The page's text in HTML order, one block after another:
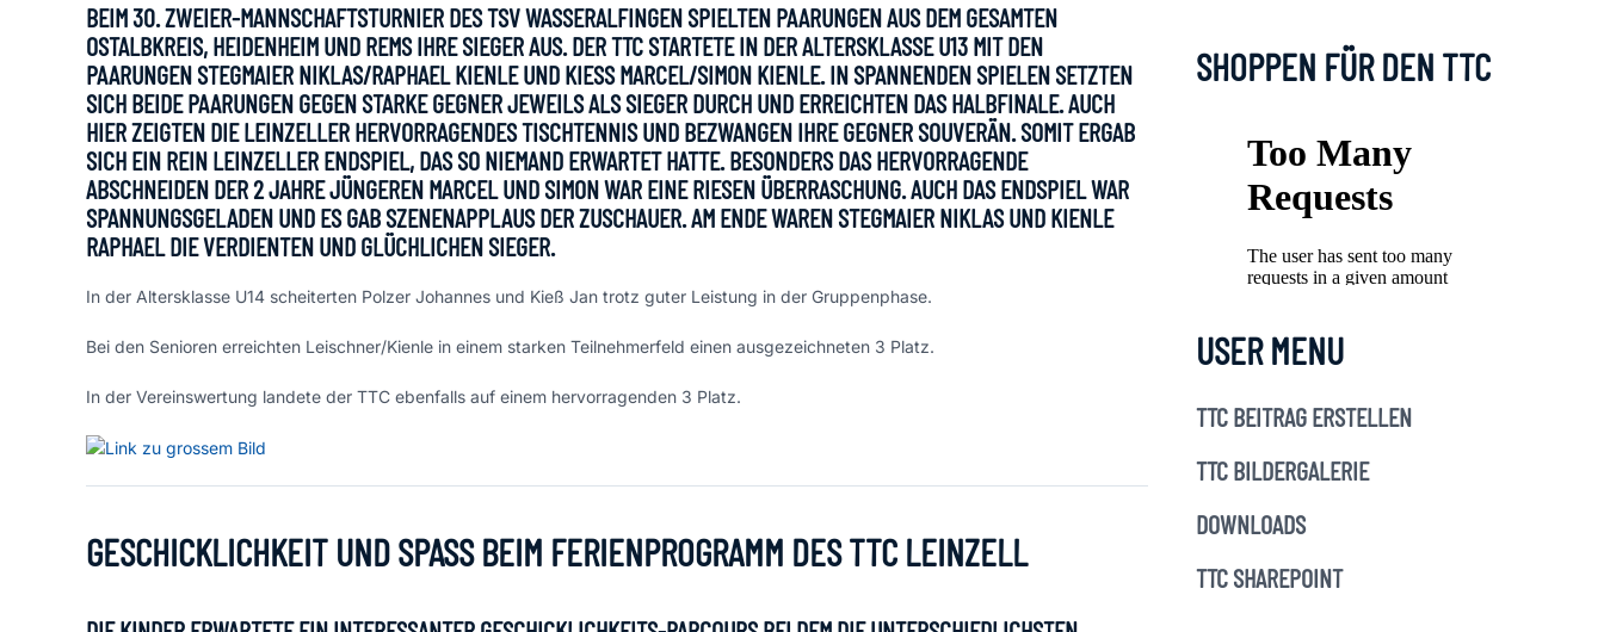
BEIM 30. ZWEIER-MANNSCHAFTSTURNIER DES TSV WASSERALFINGEN SPIELTEN PAARUNGEN AUS DEM GESAMTEN
OSTALBKREIS, HEIDENHEIM UND REMS IHRE SIEGER AUS. DER TTC STARTETE IN DER ALTERSKLASSE U13 MIT DEN
PAARUNGEN STEGMAIER NIKLAS/RAPHAEL KIENLE UND KIESS MARCEL/SIMON KIENLE. IN SPANNENDEN SPIELEN SETZTEN S
ICH BEIDE PAARUNGEN GEGEN STARKE GEGNER JEWEILS ALS SIEGER DURCH UND ERREICHTEN DAS HALBFINALE. AUCH H
IER ZEIGTEN DIE LEINZELLER HERVORRAGENDES TISCHTENNIS UND BEZWANGEN IHRE GEGNER SOUVERÄN. SOMIT ERGAB S
ICH EIN REIN LEINZELLER ENDSPIEL, DAS SO NIEMAND ERWARTET HATTE. BESONDERS DAS HERVORRAGENDE A
BSCHNEIDEN DER 2 JAHRE JÜNGEREN MARCEL UND SIMON WAR EINE RIESEN ÜBERRASCHUNG. AUCH DAS ENDSPIEL WAR S
PANNUNGSGELADEN UND ES GAB SZENENAPPLAUS DER ZUSCHAUER. AM ENDE WAREN STEGMAIER NIKLAS UND KIENLE R
APHAEL DIE VERDIENTEN UND GLÜCHLICHEN SIEGER.
In der Altersklasse U14 scheiterten Polzer Johannes und Kieß Jan trotz guter Leistung in der Gruppenphase.
Bei den Senioren erreichten Leischner/Kienle in einem starken Teilnehmerfeld einen ausgezeichneten 3 Platz.
In der Vereinswertung landete der TTC ebenfalls auf einem hervorragenden 3 Platz.
GESCHICKLICHKEIT UND SPASS BEIM FERIENPROGRAMM DES TTC LEINZELL
SHOPPEN FÜR DEN TTC
USER MENU
TTC BEITRAG ERSTELLEN
TTC BILDERGALERIE
DOWNLOADS
TTC SHAREPOINT